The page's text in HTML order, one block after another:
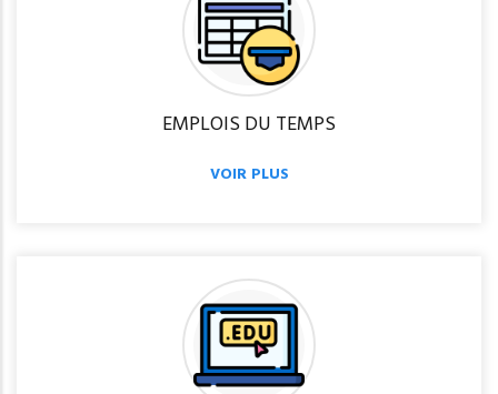
EMPLOIS DU TEMPS
VOIR PLUS